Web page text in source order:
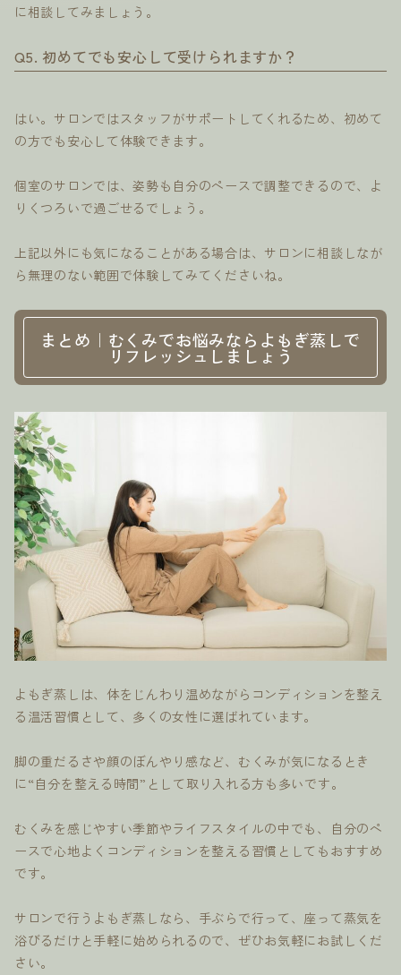
に相談してみましょう。
Q5. 初めてでも安心して受けられますか？
はい。サロンではスタッフがサポートしてくれるため、初めて
の方でも安心して体験できます。
個室のサロンでは、姿勢も自分のペースで調整できるので、よ
りくつろいで過ごせるでしょう。
上記以外にも気になることがある場合は、サロンに相談しなが
ら無理のない範囲で体験してみてくださいね。
まとめ｜むくみでお悩みならよもぎ蒸しで
リフレッシュしましょう
よもぎ蒸しは、体をじんわり温めながらコンディションを整え
る温活習慣として、多くの女性に選ばれています。
脚の重だるさや顔のぼんやり感など、むくみが気になるとき
に“自分を整える時間”として取り入れる方も多いです。
むくみを感じやすい季節やライフスタイルの中でも、自分のペ
ースで心地よくコンディションを整える習慣としてもおすすめ
です。
サロンで行うよもぎ蒸しなら、手ぶらで行って、座って蒸気を
浴びるだけと手軽に始められるので、ぜひお気軽にお試しくだ
さい。